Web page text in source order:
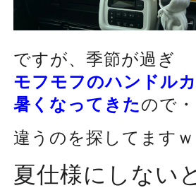
ですが、季節が過ぎ
モフモフのハンドル
暑くなってきたので・
違うのを探してますｗ
夏仕様にしない